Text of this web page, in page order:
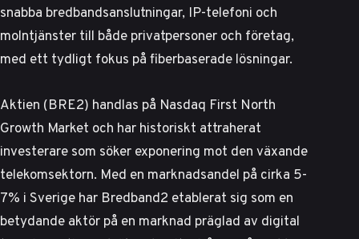
snabba bredbandsanslutningar, IP-telefoni och
molntjänster till både privatpersoner och företag,
med ett tydligt fokus på fiberbaserade lösningar.
Aktien (BRE2) handlas på Nasdaq First North
Growth Market och har historiskt attraherat
investerare som söker exponering mot den växande
telekomsektorn. Med en marknadsandel på cirka 5-
7% i Sverige har Bredband2 etablerat sig som en
betydande aktör på en marknad präglad av digital